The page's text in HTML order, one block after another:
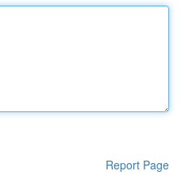
Report Page